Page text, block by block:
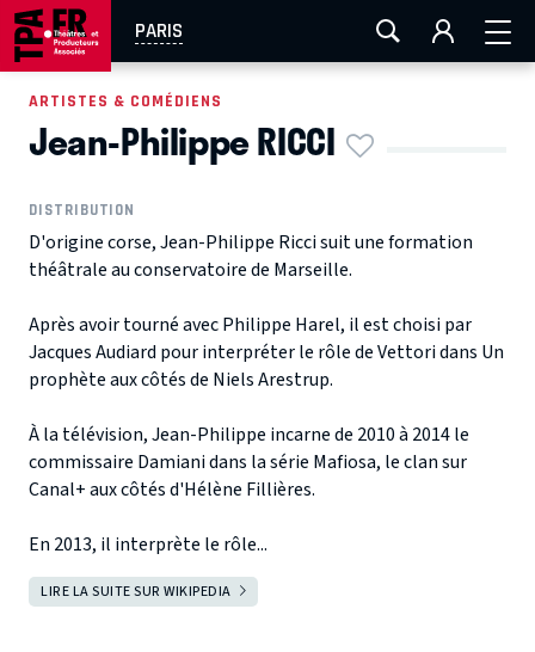
PARIS
AIX-MARSEILLE LA ROCHELLE
EN TOURNÉE
ARTISTES & COMÉDIENS
Jean-Philippe RICCI
DISTRIBUTION
D'origine corse, Jean-Philippe Ricci suit une formation
théâtrale au conservatoire de Marseille.
Après avoir tourné avec Philippe Harel, il est choisi par
Jacques Audiard pour interpréter le rôle de Vettori dans Un
prophète aux côtés de Niels Arestrup.
À la télévision, Jean-Philippe incarne de 2010 à 2014 le
commissaire Damiani dans la série Mafiosa, le clan sur
Canal+ aux côtés d'Hélène Fillières.
En 2013, il interprète le rôle...
LIRE LA SUITE SUR WIKIPEDIA